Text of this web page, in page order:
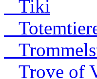
Tiki
Trove of